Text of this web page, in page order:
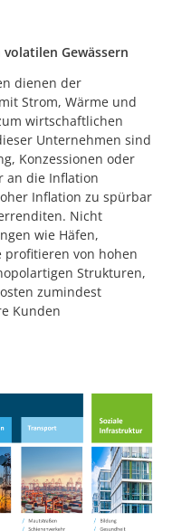
Gewässern
dienen der
Strom, Wärme und
wirtschaftlichen
Unternehmen sind
Konzessionen oder
an die Inflation
Inflation zu spürbar
Nicht
wie Häfen,
profitieren von hohen
Strukturen,
zumindest
Kunden